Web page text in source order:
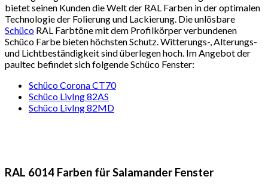
bietet seinen Kunden die Welt der RAL Farben in der optimalen
Technologie der Folierung und Lackierung. Die unlösbare
Schüco RAL Farbtöne mit dem Profilkörper verbundenen
Schüco Farbe bieten höchsten Schutz. Witterungs-, Alterungs-
und Lichtbeständigkeit sind überlegen hoch. Im Angebot der
paultec befindet sich folgende Schüco Fenster:
Schüco Corona CT70
Schüco LivIng 82AS
Schüco LivIng 82MD
RAL 6014 Farben für Salamander Fenster